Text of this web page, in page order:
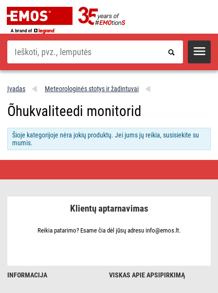
Paieška
Įvadas Meteorologinės stotys ir žadintuvai
Õhukvaliteedi monitorid
Šioje kategorijoje nėra jokių produktų. Jei jums jų reikia, susisiekite su
mumis.
INFORMACIJA VISKAS APIE APSIPIRKIMĄ
Klientų aptarnavimas
Reikia patarimo? Esame čia dėl jūsų adresu info@emos.lt.